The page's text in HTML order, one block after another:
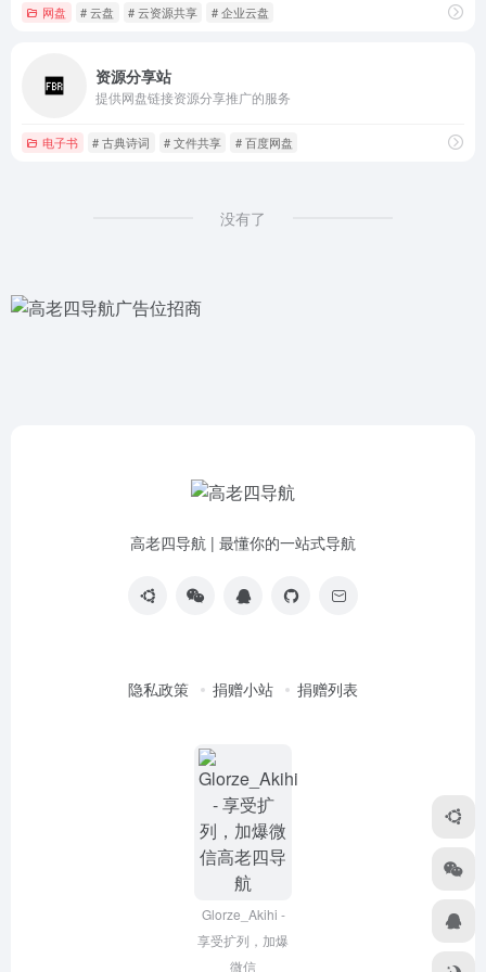
网盘 # 云盘 # 云资源共享 # 企业云盘
资源分享站
提供网盘链接资源分享推广的服务
电子书 # 古典诗词 # 文件共享 # 百度网盘
没有了
高老四导航 | 最懂你的一站式导航
隐私政策 捐赠小站 捐赠列表
Glorze_Akihi -
享受扩列，加爆
微信